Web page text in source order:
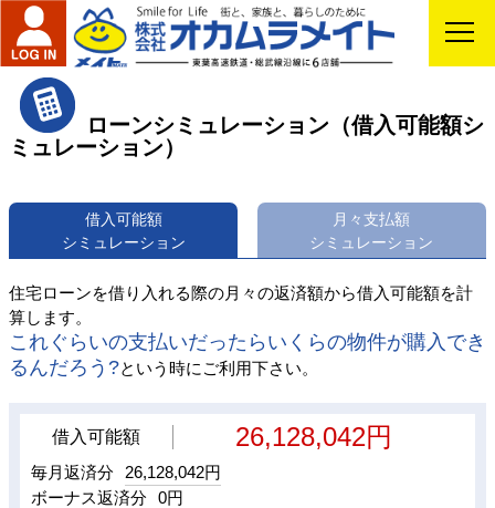
ローンシミュレーション（借入可能額シ
ミュレーション）
借入可能額
シミュレーション
月々支払額
シミュレーション
住宅ローンを借り入れる際の月々の返済額から借入可能額を計
算します。
これぐらいの支払いだったらいくらの物件が購入でき
るんだろう?という時にご利用下さい。
借入可能額 26,128,042円
毎月返済分
26,128,042円
ボーナス返済分 0円